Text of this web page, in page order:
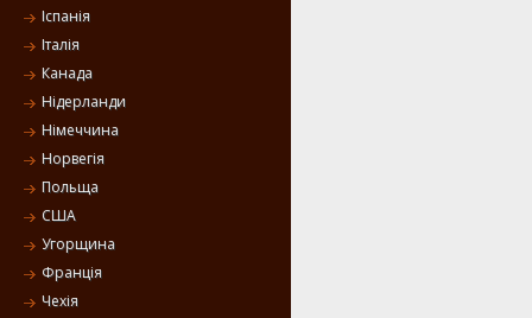
Іспанія
Італія
Канада
Нідерланди
Німеччина
Норвегія
Польща
США
Угорщина
Франція
Чехія